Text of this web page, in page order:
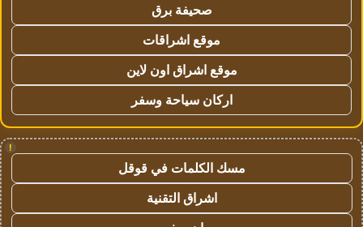
صحيفة برق
موقع اشراقات
موقع اشراق اون لاين
اركان سياحة وسفر
!
مسك الكلمات في قوقل
اشراق التقنية